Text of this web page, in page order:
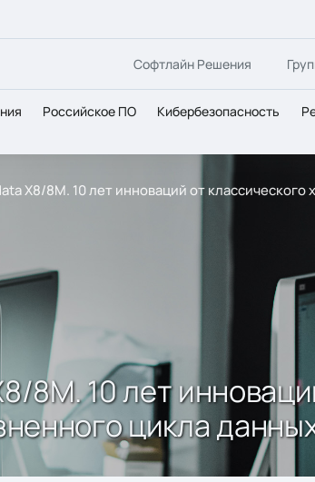
Софтлайн Решения
Российское ПО Кибербезопасность
X8/8M. 10 лет инноваций от
8M. 10 лет
цикла